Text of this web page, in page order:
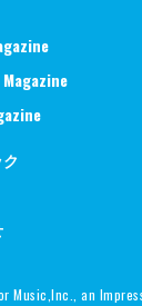
Music,Inc., an